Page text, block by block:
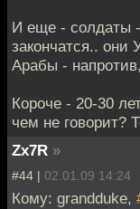
И еще - солдаты
закончатся..
Арабы -
Короче - 20-30
чем не говорит?
Zx7R »
#44 | 02.01.09 14:24
Кому: grandduke,